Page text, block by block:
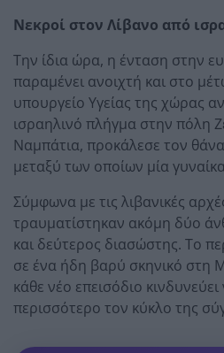
Νεκροί στον Λίβανο από
Την ίδια ώρα, η ένταση στην
παραμένει ανοιχτή και στο
υπουργείο Υγείας της χώρας
ισραηλινό πλήγμα στην πόλη
Ναμπάτια, προκάλεσε τον
μεταξύ των οποίων μία
Σύμφωνα με τις λιβανικές
τραυματίστηκαν ακόμη δύο
και δεύτερος διασώστης. Το
σε ένα ήδη βαρύ σκηνικό στη
κάθε νέο επεισόδιο
περισσότερο τον κύκλο της